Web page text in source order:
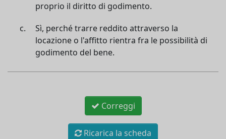
proprio il diritto di godimento.
Sì, perché trarre reddito attraverso la
locazione o l'affitto rientra fra le possibilità di
godimento del bene.
Correggi
Ricarica la scheda